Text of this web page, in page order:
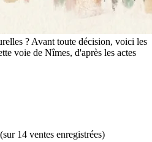
? Avant toute décision, voici les
voie de Nîmes, d'après les actes
(sur 14 ventes enregistrées)